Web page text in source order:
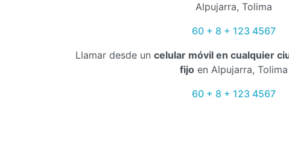
Alpujarra, Tolima
60 + 8 + 123 4567
Llamar desde un celular móvil en cualquier
fijoen Alpujarra, Tolima
60 + 8 + 123 4567